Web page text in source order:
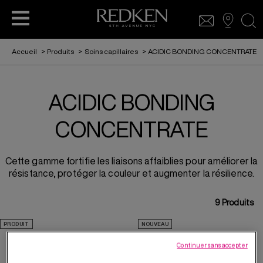
SOINS CAPILLAIRES
COLORATION CAPILLAIRE
SOINS CAPILLAIRE
SABRINA CARPENTER AMBASSADRICE
REDKEN
LOOKBOOK
ACCESS
Accueil > Produits > Soins capillaires > ACIDIC BONDING CONCENTRATE
ACIDIC BONDING
CONCENTRATE
Cette gamme fortifie les liaisons affaiblies pour améliorer la
résistance, protéger la couleur et augmenter la résilience.
9 Produits
PRODUIT NOUVEAU
Continuer sans accepter